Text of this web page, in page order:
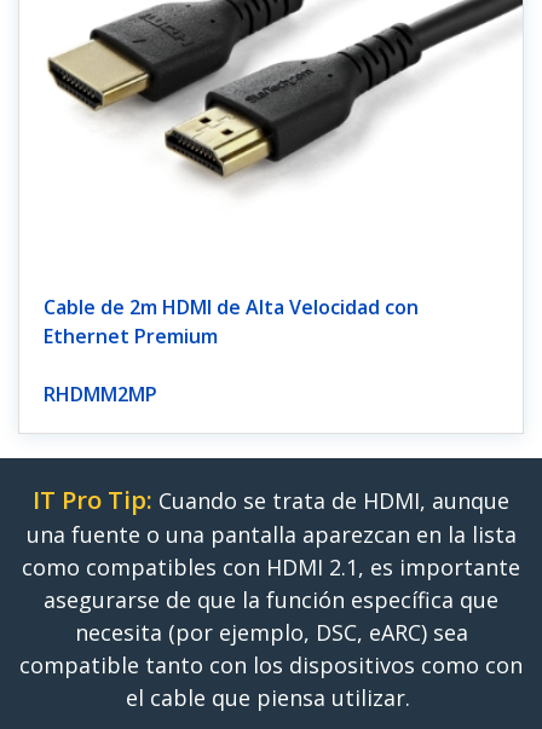
Cable de 2m HDMI de Alta Velocidad con
Ethernet Premium
RHDMM2MP
IT Pro Tip: Cuando se trata de HDMI, aunque
una fuente o una pantalla aparezcan en la lista
como compatibles con HDMI 2.1, es importante
asegurarse de que la función específica que
necesita (por ejemplo, DSC, eARC) sea
compatible tanto con los dispositivos como con
el cable que piensa utilizar.